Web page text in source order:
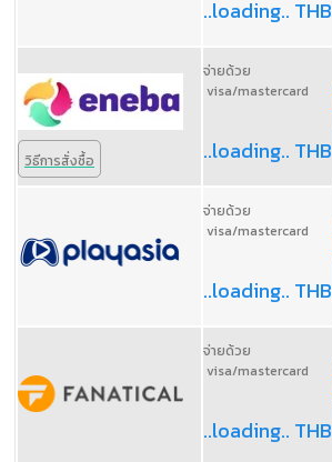
..loading.. THB
วิธีการสั่งซื้อ
จ่ายด้วย
visa/mastercard
..loading.. THB
จ่ายด้วย
visa/mastercard
..loading.. THB
จ่ายด้วย
visa/mastercard
..loading.. THB